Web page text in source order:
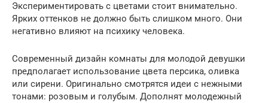
Экспериментировать с цветами стоит внимательно.
Ярких оттенков не должно быть слишком много. Они
негативно влияют на психику человека.
Современный дизайн комнаты для молодой девушки
предполагает использование цвета персика, оливка
или сирени. Оригинально смотрятся идеи с нежными
тонами: розовым и голубым. Дополнят молодежный